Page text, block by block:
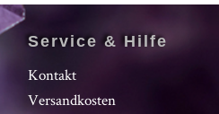
Service & Hilfe
Kontakt
Versandkosten